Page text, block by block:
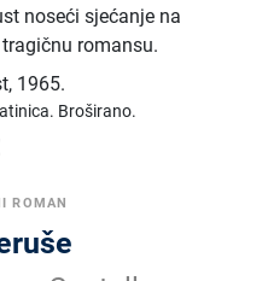
noseći sjećanje na
romansu.
, 1965.
Broširano.
ROMAN